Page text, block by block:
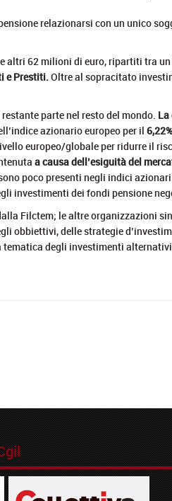
relazionarsi con un unico
62 milioni di euro, ripartiti tra
e Prestiti.Oltre al sopracitato
parte nel resto del mondo.
azionario europeo per il 6,22%
europeo/globale per ridurre il
a causa dell’esiguità del
poco presenti negli indici
investimenti dei fondi pensione
Filctem; le altre organizzazioni
obbiettivi, delle strategie
degli investimenti